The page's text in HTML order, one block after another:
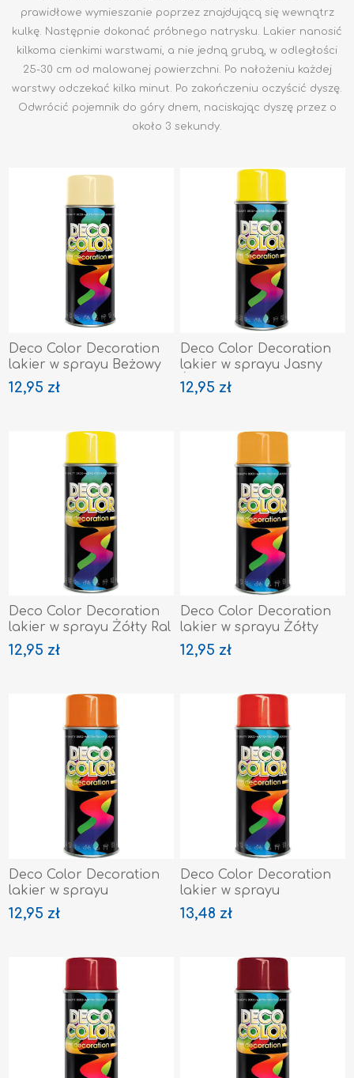
prawidłowe wymieszanie poprzez znajdującą się wewnątrz
kulkę. Następnie dokonać próbnego natrysku. Lakier nanosić
kilkoma cienkimi warstwami, a nie jedną grubą, w odległości
25-30 cm od malowanej powierzchni. Po nałożeniu każdej
warstwy odczekać kilka minut. Po zakończeniu oczyścić dyszę.
Odwrócić pojemnik do góry dnem, naciskając dyszę przez o
około 3 sekundy.
Deco Color Decoration
lakier w sprayu Beżowy
Ral 1015
12,95 zł
Deco Color Decoration
lakier w sprayu Jasny
Żółty Ral 1018
12,95 zł
Deco Color Decoration
lakier w sprayu Żółty Ral
1023
12,95 zł
Deco Color Decoration
lakier w sprayu Żółty
Melon RAL 1028
12,95 zł
Deco Color Decoration
lakier w sprayu
Pomarańczowy RAL 2004
12,95 zł
Deco Color Decoration
lakier w sprayu
Czerwony Ognisty Ral
3000
13,48 zł